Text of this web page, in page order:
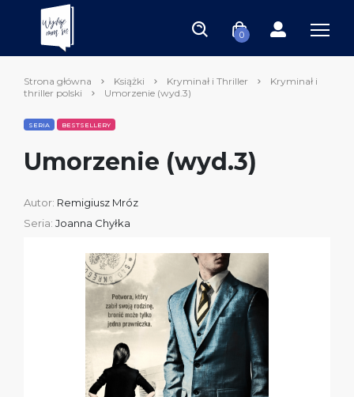
0
Strona główna Książki Kryminał i Thriller
Kryminał i
thriller polski
Umorzenie (wyd.3)
SERIA BESTSELLERY
Umorzenie (wyd.3)
Autor: Remigiusz Mróz
Seria: Joanna Chyłka